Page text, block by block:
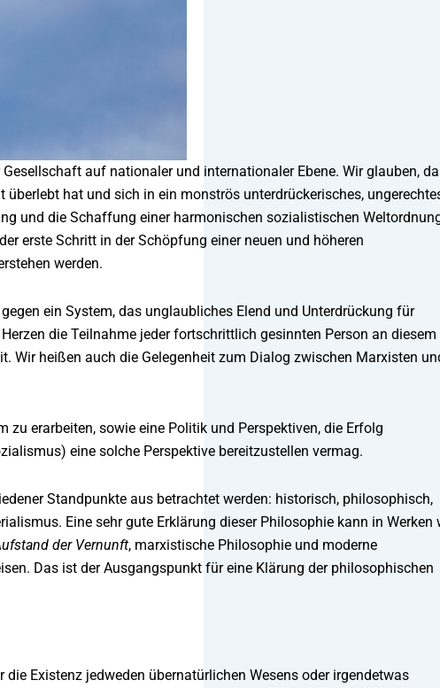
auf nationaler und internationaler Ebene. Wir glauben,
hat und sich in ein monströs unterdrückerisches,
und die Schaffung einer harmonischen sozialistischen
erste Schritt in der Schöpfung einer neuen und höheren
werden.
ein System, das unglaubliches Elend und Unterdrückung für
die Teilnahme jeder fortschrittlich gesinnten Person an diesem
Wir heißen auch die Gelegenheit zum Dialog zwischen Marxisten
erarbeiten, sowie eine Politik und Perspektiven, die Erfolg
eine solche Perspektive bereitzustellen vermag.
Standpunkte aus betrachtet werden: historisch, philosophisch,
Eine sehr gute Erklärung dieser Philosophie kann in Werken
der Vernunft, marxistische Philosophie und moderne
Das ist der Ausgangspunkt für eine Klärung der philosophischen
Existenz jedweden übernatürlichen Wesens oder irgendetwas